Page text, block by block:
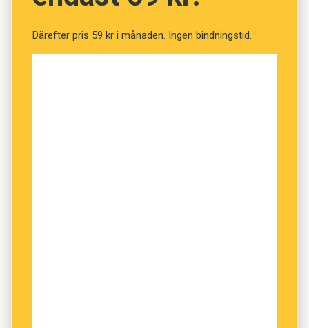
Därefter pris 59 kr i månaden. Ingen bindningstid.